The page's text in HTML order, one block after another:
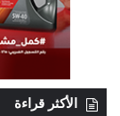
الأكثر قراءة